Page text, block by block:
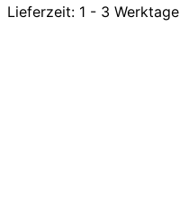
Lieferzeit: 1 - 3 Werktage